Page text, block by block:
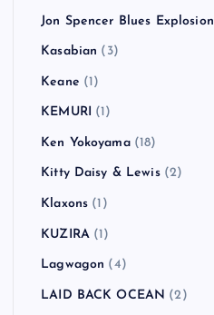
Jon Spencer Blues Explosion
Kasabian (3)
Keane (1)
KEMURI (1)
Ken Yokoyama(18)
Kitty Daisy & Lewis(2)
Klaxons (1)
KUZIRA(1)
Lagwagon (4)
LAID BACK OCEAN (2)